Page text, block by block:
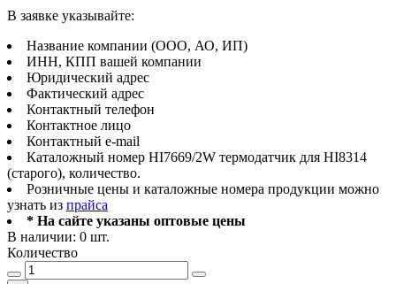
В заявке указывайте:
Название компании (ООО, АО, ИП)
ИНН, КПП вашей компании
Юридический адрес
Фактический адрес
Контактный телефон
Контактное лицо
Контактный e-mail
Каталожный номер HI7669/2W термодатчик для HI8314
(старого), количество.
Розничные цены и каталожные номера продукции можно
узнать из прайса
* На сайте указаны оптовые цены
В наличии: 0 шт.
Количество